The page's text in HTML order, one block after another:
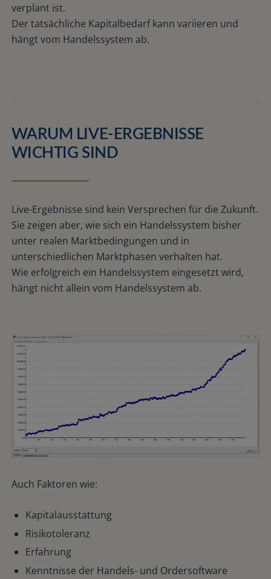
verplant ist.
Der tatsächliche Kapitalbedarf kann variieren und
hängt vom Handelssystem ab.
WARUM LIVE-ERGEBNISSE
WICHTIG SIND
Live-Ergebnisse sind kein Versprechen für die Zukunft.
Sie zeigen aber, wie sich ein Handelssystem bisher
unter realen Marktbedingungen und in
unterschiedlichen Marktphasen verhalten hat.
Wie erfolgreich ein Handelssystem eingesetzt wird,
hängt nicht allein vom Handelssystem ab.
Auch Faktoren wie:
Kapitalausstattung
Risikotoleranz
Erfahrung
Kenntnisse der Handels- und Ordersoftware